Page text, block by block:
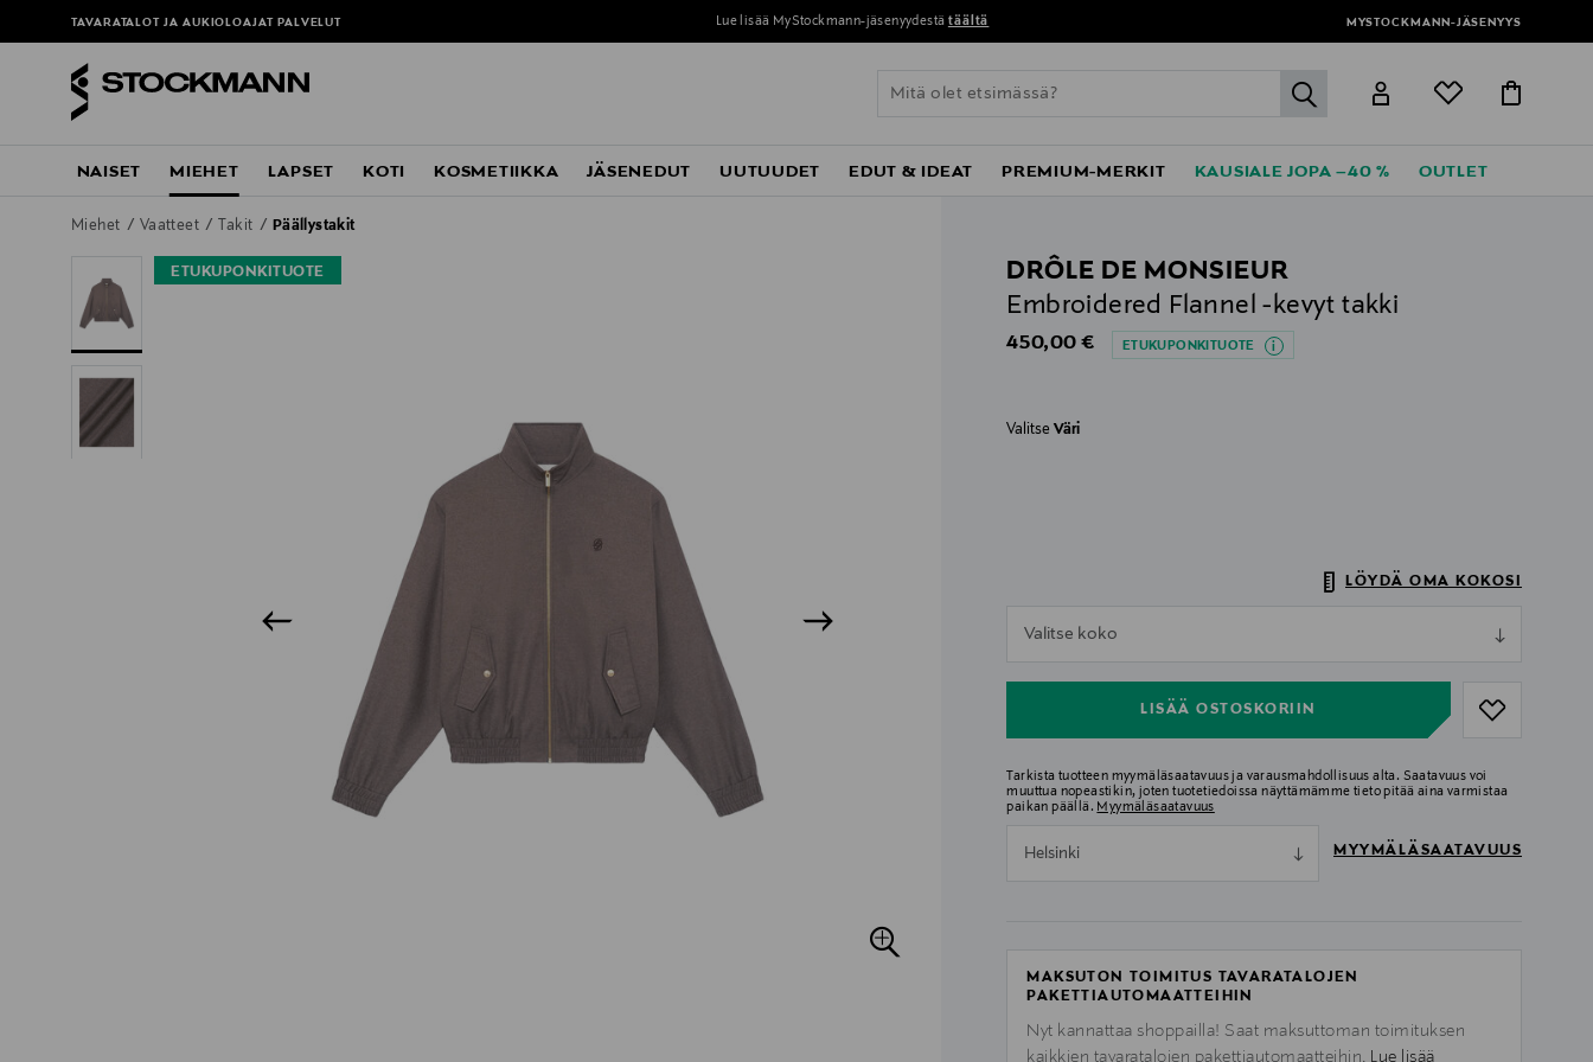
TAVARATALOT JA AUKIOLOAJAT PALVELUT Lue lisää MyStockmann-jäsenyydestä täältä MYSTOCKMANN-JÄSENYYS
label.header.go
NAISET MIEHET LAPSET KOTI KOSMETIIKKA JÄSENEDUT UUTUUDET EDUT & IDEAT PREMIUM-MERKIT KAUSIALE JOPA –40 % OUTLET
Miehet Vaatteet Takit Päällystakit
ETUKUPONKITUOTE
DRÔLE DE MONSIEUR
Embroidered Flannel -kevyt takki
Original Price
450,00 € ETUKUPONKITUOTE
ValitseVäri
LÖYDÄ OMA KOKOSI
Valitse koko
LISÄÄ OSTOSKORIIN
Tarkista tuotteen myymäläsaatavuus ja varausmahdollisuus alta. Saatavuus voi
muuttua nopeastikin, joten tuotetiedoissa näyttämämme tieto pitää aina varmistaa
paikan päällä. Myymäläsaatavuus
Helsinki MYYMÄLÄSAATAVUUS
MAKSUTON TOIMITUS TAVARATALOJEN
PAKETTIAUTOMAATTEIHIN
Nyt kannattaa shoppailla! Saat maksuttoman toimituksen
kaikkien tavaratalojen pakettiautomaatteihin. Lue lisää